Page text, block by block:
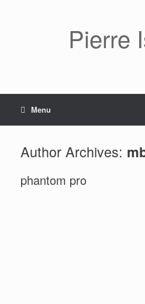
Pierre
Menu
Author Archives:
phantom pro